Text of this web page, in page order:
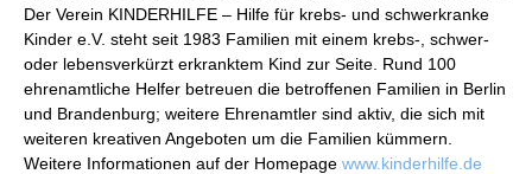
Der Verein KINDERHILFE – Hilfe für krebs- und schwerkranke
Kinder e.V. steht seit 1983 Familien mit einem krebs-, schwer-
oder lebensverkürzt erkranktem Kind zur Seite. Rund 100
ehrenamtliche Helfer betreuen die betroffenen Familien in Berlin
und Brandenburg; weitere Ehrenamtler sind aktiv, die sich mit
weiteren kreativen Angeboten um die Familien kümmern.
Weitere Informationen auf der Homepage www.kinderhilfe.de